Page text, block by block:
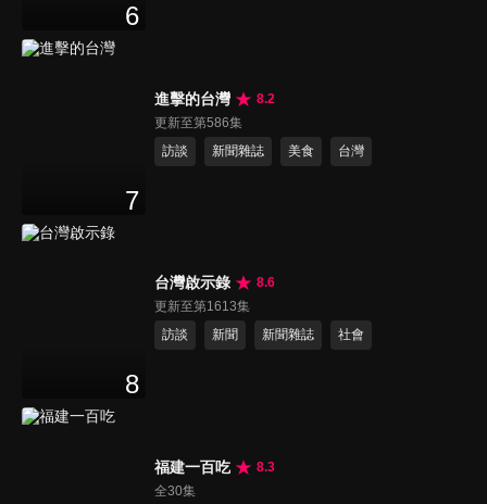
6
7
進擊的台灣
8.2
更新至第586集
訪談
新聞雜誌 美食 台灣
8
台灣啟示錄
8.6
更新至第1613集
訪談
新聞 新聞雜誌 社會
福建一百吃
8.3
全30集